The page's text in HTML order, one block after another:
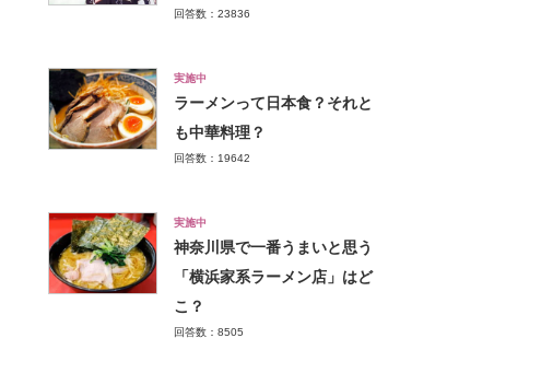
回答数：23836
実施中
ラーメンって日本食？それと
も中華料理？
回答数：19642
実施中
神奈川県で一番うまいと思う
「横浜家系ラーメン店」はど
こ？
回答数：8505